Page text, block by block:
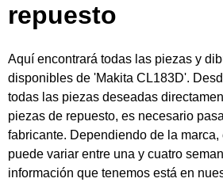
repuesto
Aquí encontrará todas las piezas y
disponibles de 'Makita CL183D'.
todas las piezas deseadas
piezas de repuesto, es necesario
fabricante. Dependiendo de la
puede variar entre una y cuatro
información que tenemos está en